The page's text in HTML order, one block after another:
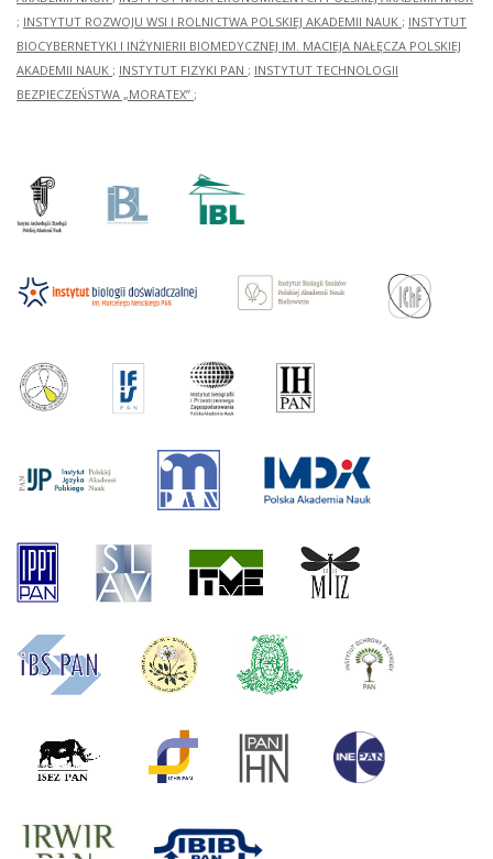
; INSTYTUT ROZWOJU WSI I ROLNICTWA POLSKIEJ AKADEMII NAUK ; INSTYTUT
BIOCYBERNETYKI I INŻYNIERII BIOMEDYCZNEJ IM. MACIEJA NAŁĘCZA POLSKIEJ
AKADEMII NAUK ; INSTYTUT FIZYKI PAN ; INSTYTUT TECHNOLOGII
BEZPIECZEŃSTWA „MORATEX” ;